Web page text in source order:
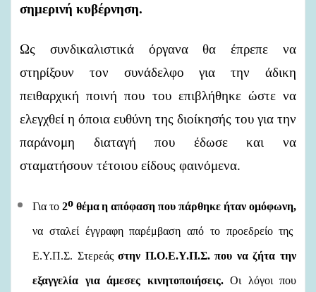
σημερινή κυβέρνηση.
Ως συνδικαλιστικά όργανα θα έπρεπε να
στηρίξουν τον συνάδελφο για την άδικη
πειθαρχική ποινή που του επιβλήθηκε ώστε να
ελεγχθεί η όποια ευθύνη της διοίκησής του για την
παράνομη διαταγή που έδωσε και να
σταματήσουν τέτοιου είδους φαινόμενα.
Για το 2ο θέμαη απόφαση που πάρθηκε ήταν ομόφωνη,
να σταλεί έγγραφη παρέμβαση από το προεδρείοτης
Ε.Υ.Π.Σ. Στερεάςστην Π.Ο.Ε.Υ.Π.Σ. που να ζήτα την
εξαγγελία για άμεσες κινητοποιήσεις. Οι λόγοι που